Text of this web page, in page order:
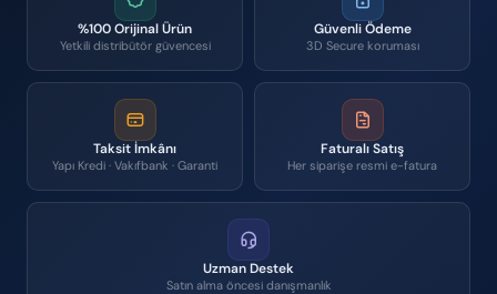
%100 Orijinal Ürün
Yetkili distribütör güvencesi
Güvenli Ödeme
3D Secure koruması
Taksit İmkânı
Yapı Kredi · Vakıfbank · Garanti
Faturalı Satış
Her siparişe resmi e-fatura
Uzman Destek
Satın alma öncesi danışmanlık